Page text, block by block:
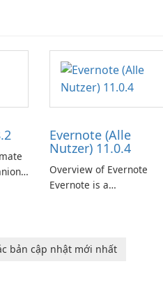
Evernote (Alle
Nutzer) 11.0.4
Overview of Evernote
Evernote is a
help users capture,
bản cập nhật mới nhất